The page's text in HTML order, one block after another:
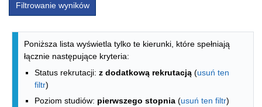
Filtrowanie wyników
Lista kierunków - indeks alfabetyczny
Poniższa lista wyświetla tylko te kierunki, które spełniają
łącznie następujące kryteria:
Status rekrutacji: z dodatkową rekrutacją (usuń ten
filtr)
Poziom studiów: pierwszego stopnia (usuń ten filtr)